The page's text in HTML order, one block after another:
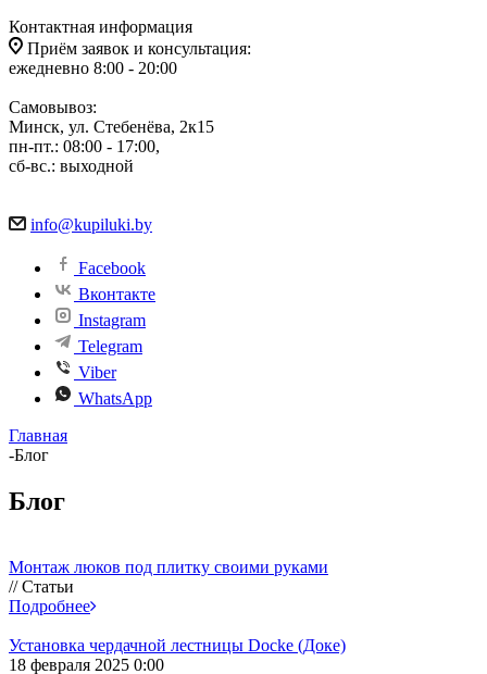
Контактная информация
Приём заявок и консультация:
ежедневно 8:00 - 20:00
Самовывоз:
Минск, ул. Стебенёва, 2к15
пн-пт.: 08:00 - 17:00,
сб-вс.: выходной
info@kupiluki.by
Facebook
Вконтакте
Instagram
Telegram
Viber
WhatsApp
Главная
-Блог
Блог
Монтаж люков под плитку своими руками
// Статьи
Подробнее
Установка чердачной лестницы Docke (Доке)
18 февраля 2025 0:00